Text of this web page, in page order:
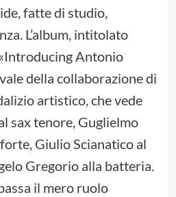
fatte di studio,
L’album, intitolato
Antonio
della collaborazione di
artistico, che vede
sax tenore, Guglielmo
Giulio Scianatico al
Gregorio alla batteria.
il mero ruolo